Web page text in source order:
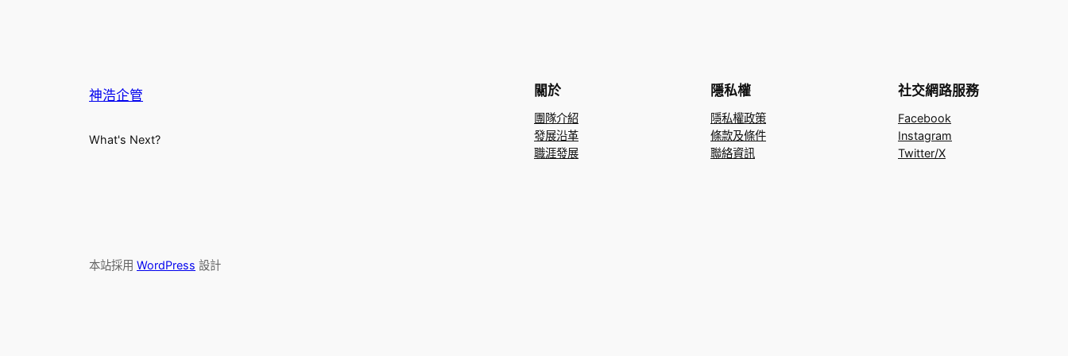
神浩企管
What's Next?
關於
團隊介紹
發展沿革
職涯發展
隱私權
隱私權政策
條款及條件
聯絡資訊
社交網路服務
Facebook
Instagram
Twitter/X
本站採用 WordPress 設計